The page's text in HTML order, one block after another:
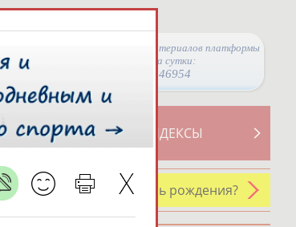
Просмотры материалов платформы
за сутки:
46954
СВОДНЫЕ ИНДЕКСЫ
У кого сегодня день рождения?